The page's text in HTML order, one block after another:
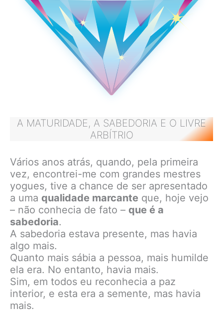
A MATURIDADE, A SABEDORIA E O LIVRE
ARBÍTRIO
Vários anos atrás, quando, pela primeira
vez, encontrei-me com grandes mestres
yogues, tive a chance de ser apresentado
a uma qualidade marcante que, hoje vejo
– não conhecia de fato – que é a
sabedoria.
A sabedoria estava presente, mas havia
algo mais.
Quanto mais sábia a pessoa, mais humilde
ela era. No entanto, havia mais.
Sim, em todos eu reconhecia a paz
interior, e esta era a semente, mas havia
mais.